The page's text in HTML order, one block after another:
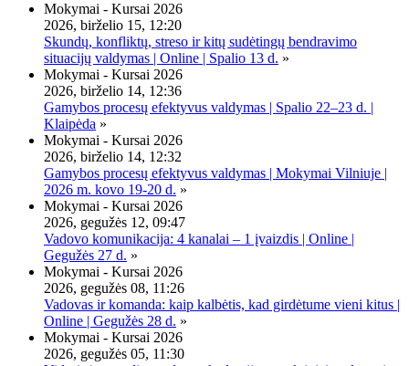
Mokymai - Kursai 2026
2026, birželio 15, 12:20
Skundų, konfliktų, streso ir kitų sudėtingų bendravimo
situacijų valdymas | Online | Spalio 13 d. »
Mokymai - Kursai 2026
2026, birželio 14, 12:36
Gamybos procesų efektyvus valdymas | Spalio 22–23 d. |
Klaipėda »
Mokymai - Kursai 2026
2026, birželio 14, 12:32
Gamybos procesų efektyvus valdymas | Mokymai Vilniuje |
2026 m. kovo 19-20 d. »
Mokymai - Kursai 2026
2026, gegužės 12, 09:47
Vadovo komunikacija: 4 kanalai – 1 įvaizdis | Online |
Gegužės 27 d. »
Mokymai - Kursai 2026
2026, gegužės 08, 11:26
Vadovas ir komanda: kaip kalbėtis, kad girdėtume vieni kitus |
Online | Gegužės 28 d. »
Mokymai - Kursai 2026
2026, gegužės 05, 11:30